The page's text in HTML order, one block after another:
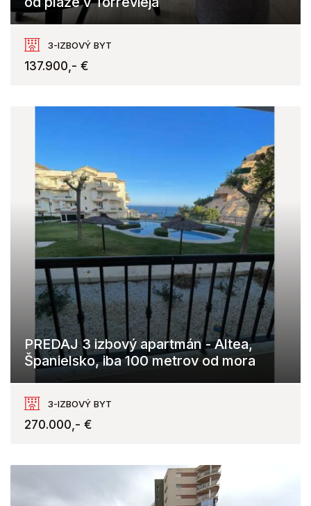
Torrevieja
3-IZBOVÝ BYT
137.900,- €
PREDAJ 3 izbový apartmán - Altea,
Španielsko, iba 100 metrov od mora
Altea
3-IZBOVÝ BYT
270.000,- €